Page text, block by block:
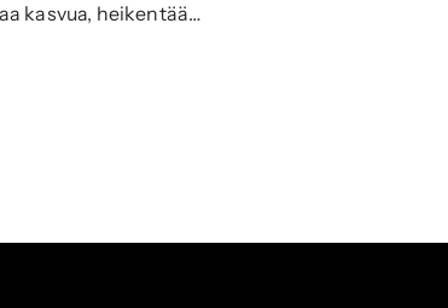
kasvua, heikentää
teknologiaa